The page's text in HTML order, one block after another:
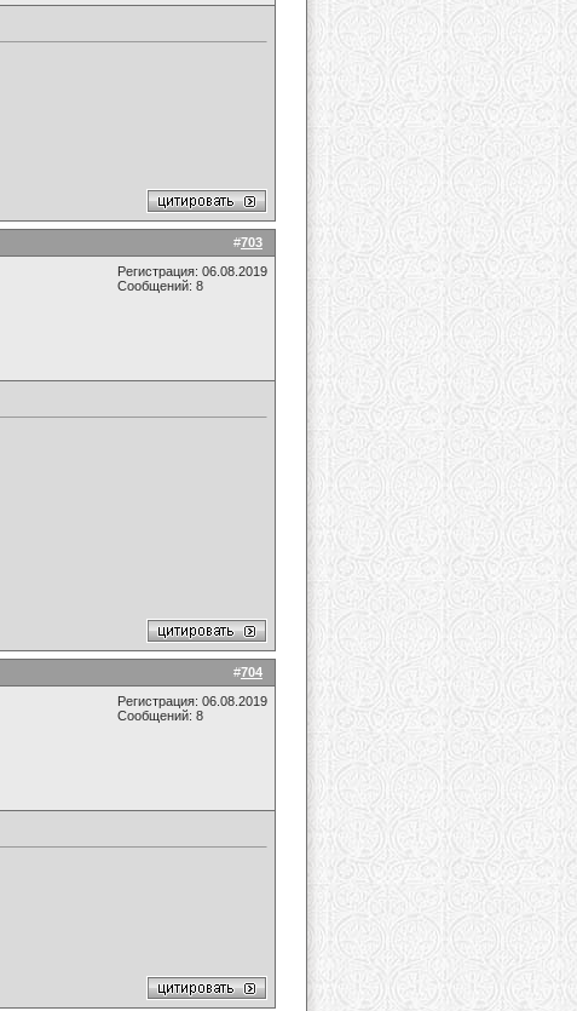
#703
Регистрация: 06.08.2019
Сообщений: 8
#704
Регистрация: 06.08.2019
Сообщений: 8